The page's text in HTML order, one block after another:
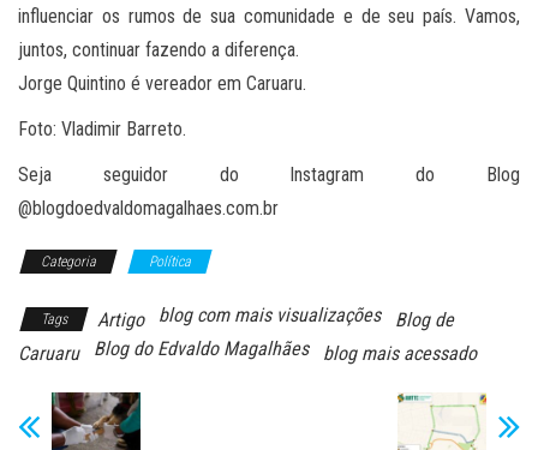
influenciar os rumos de sua comunidade e de seu país. Vamos,
juntos, continuar fazendo a diferença.
Jorge Quintino é vereador em Caruaru.
Foto: Vladimir Barreto.
Seja seguidor do Instagram do Blog
@blogdoedvaldomagalhaes.com.br
Categoria Política
Tags Artigo blog com mais visualizações
Blog de
Caruaru
Blog do Edvaldo Magalhães blog mais acessado